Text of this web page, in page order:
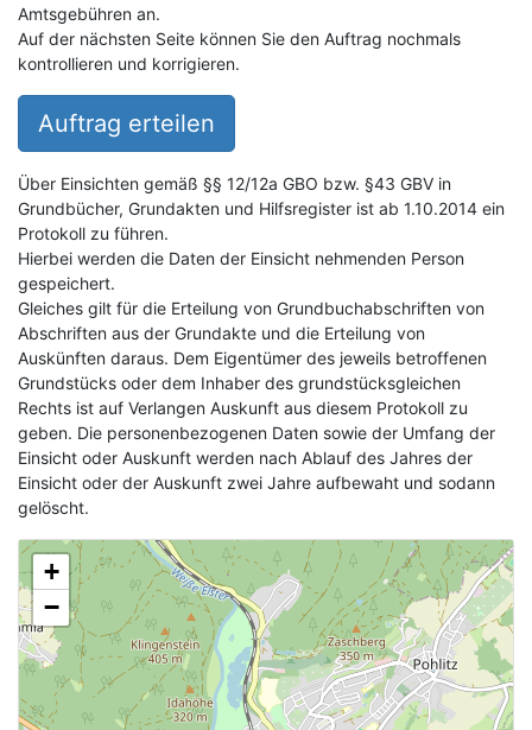
Amtsgebühren an.
Auf der nächsten Seite können Sie den Auftrag nochmals
kontrollieren und korrigieren.
Auftrag erteilen
Über Einsichten gemäß §§ 12/12a GBO bzw. §43 GBV in
Grundbücher, Grundakten und Hilfsregister ist ab 1.10.2014 ein
Protokoll zu führen.
Hierbei werden die Daten der Einsicht nehmenden Person
gespeichert.
Gleiches gilt für die Erteilung von Grundbuchabschriften von
Abschriften aus der Grundakte und die Erteilung von
Auskünften daraus. Dem Eigentümer des jeweils betroffenen
Grundstücks oder dem Inhaber des grundstücksgleichen
Rechts ist auf Verlangen Auskunft aus diesem Protokoll zu
geben. Die personenbezogenen Daten sowie der Umfang der
Einsicht oder Auskunft werden nach Ablauf des Jahres der
Einsicht oder der Auskunft zwei Jahre aufbewaht und sodann
gelöscht.
+
−